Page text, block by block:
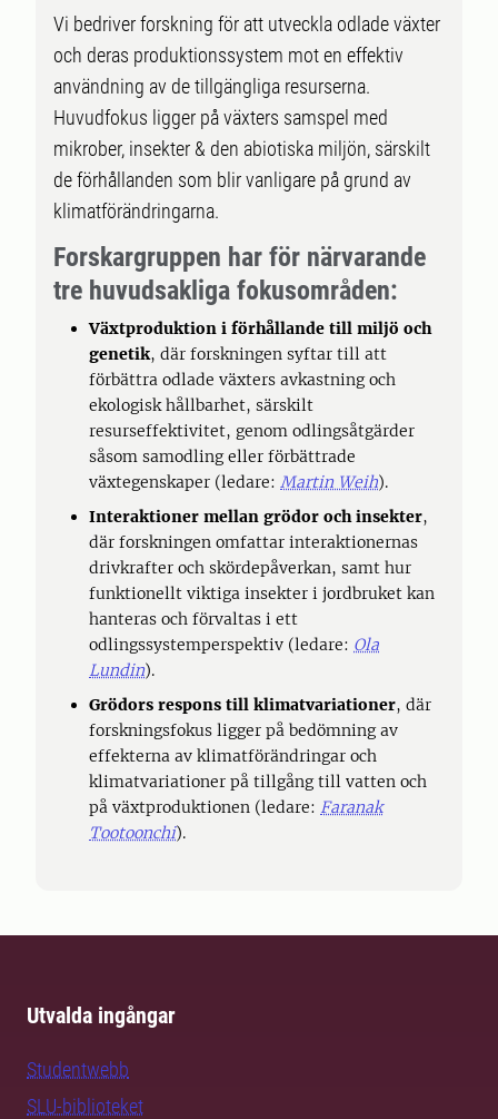
Vi bedriver forskning för att utveckla odlade växter
och deras produktionssystem mot en effektiv
användning av de tillgängliga resurserna.
Huvudfokus ligger på växters samspel med
mikrober, insekter & den abiotiska miljön, särskilt
de förhållanden som blir vanligare på grund av
klimatförändringarna.
Forskargruppen har för närvarande
tre huvudsakliga fokusområden:
Växtproduktion i förhållande till miljö och
genetik, där forskningen syftar till att
förbättra odlade växters avkastning och
ekologisk hållbarhet, särskilt
resurseffektivitet, genom odlingsåtgärder
såsom samodling eller förbättrade
växtegenskaper (ledare: Martin Weih).
Interaktioner mellan grödor och insekter,
där forskningen omfattar interaktionernas
drivkrafter och skördepåverkan, samt hur
funktionellt viktiga insekter i jordbruket kan
hanteras och förvaltas i ett
odlingssystemperspektiv (ledare: Ola
Lundin).
Grödors respons till klimatvariationer, där
forskningsfokus ligger på bedömning av
effekterna av klimatförändringar och
klimatvariationer på tillgång till vatten och
på växtproduktionen (ledare: Faranak
Tootoonchi).
Utvalda ingångar
Studentwebb
SLU-biblioteket